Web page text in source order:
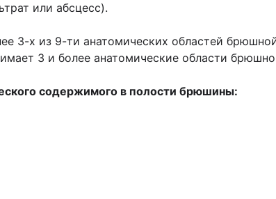
или абсцесс).
3-х из 9-ти анатомических областей
3 и более анатомические области
содержимого в полости брюшины: